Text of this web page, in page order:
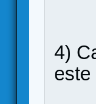
4)
este